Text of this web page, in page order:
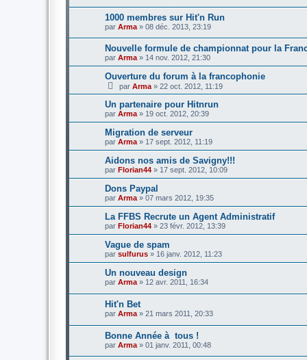
1000 membres sur Hit'n Run
par Arma » 08 déc. 2013, 23:19
Nouvelle formule de championnat pour la
par Arma » 14 nov. 2012, 21:30
Ouverture du forum à la francophonie
par Arma » 22 oct. 2012, 11:19
Un partenaire pour Hitnrun
par Arma » 19 oct. 2012, 20:39
Migration de serveur
par Arma » 17 sept. 2012, 11:19
Aidons nos amis de Savigny!!!
par Florian44 » 17 sept. 2012, 10:09
Dons Paypal
par Arma » 07 mars 2012, 19:35
La FFBS Recrute un Agent Administratif
par Florian44 » 23 févr. 2012, 13:39
Vague de spam
par sulfurus » 16 janv. 2012, 11:23
Un nouveau design
par Arma » 12 avr. 2011, 16:34
Hit'n Bet
par Arma » 21 mars 2011, 20:33
Bonne Année à tous !
par Arma » 01 janv. 2011, 00:48